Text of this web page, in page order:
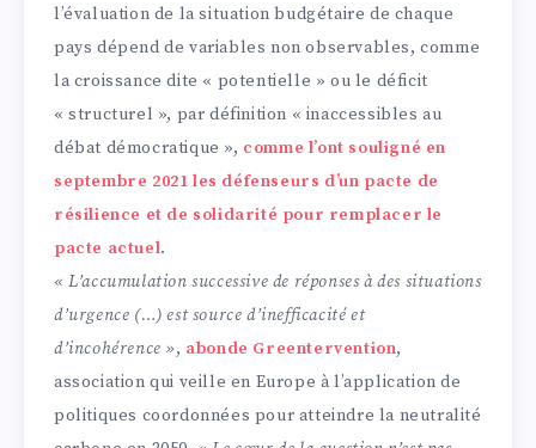
l’évaluation de la situation budgétaire de chaque
pays dépend de variables non observables, comme
la croissance dite « potentielle » ou le déficit
« structurel », par définition « inaccessibles au
débat démocratique », comme l’ont souligné en
septembre 2021 les défenseurs d’un pacte de
résilience et de solidarité pour remplacer le
pacte actuel.
« L’accumulation successive de réponses à des situations
d’urgence (…) est source d’inefficacité et
d’incohérence », abonde Greentervention,
association qui veille en Europe à l’application de
politiques coordonnées pour atteindre la neutralité